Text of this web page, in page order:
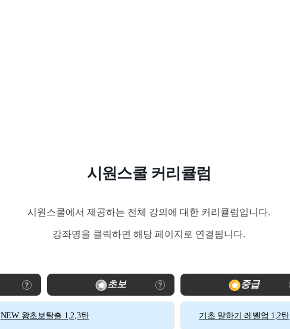
시원스쿨 커리큘럼
시원스쿨에서 제공하는 전체 강의에 대한 커리큘럼입니다.
강좌명을 클릭하면 해당 페이지로 연결됩니다.
초보 중급
NEW 왕초보탈출 1,2,3탄 기초 말하기 레벨업 1,2탄